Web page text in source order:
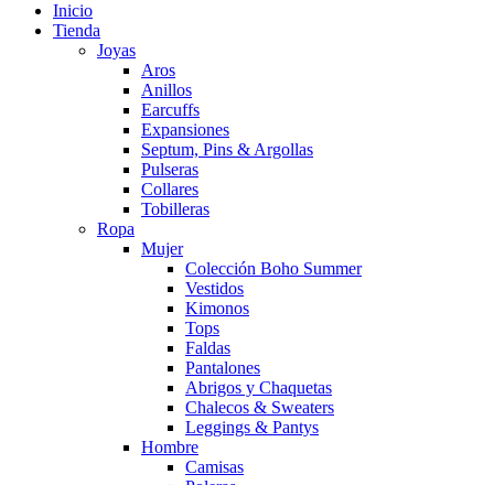
Inicio
Tienda
Joyas
Aros
Anillos
Earcuffs
Expansiones
Septum, Pins & Argollas
Pulseras
Collares
Tobilleras
Ropa
Mujer
Colección Boho Summer
Vestidos
Kimonos
Tops
Faldas
Pantalones
Abrigos y Chaquetas
Chalecos & Sweaters
Leggings & Pantys
Hombre
Camisas